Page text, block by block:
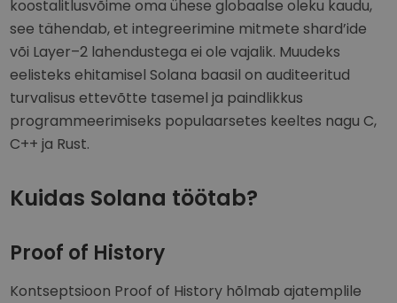
koostalitlusvõime oma ühese globaalse oleku kaudu,
see tähendab, et integreerimine mitmete shard’ide
või Layer–2 lahendustega ei ole vajalik. Muudeks
eelisteks ehitamisel Solana baasil on auditeeritud
turvalisus ettevõtte tasemel ja paindlikkus
programmeerimiseks populaarsetes keeltes nagu C,
C++ ja Rust.
Kuidas Solana töötab?
Proof of History
Kontseptsioon Proof of History hõlmab ajatemplile